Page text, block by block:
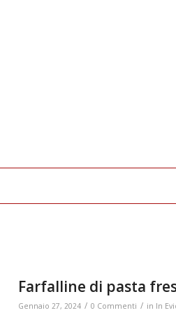
Farfalline di pasta
Gennaio 27, 2024 / 0 Commenti / in In